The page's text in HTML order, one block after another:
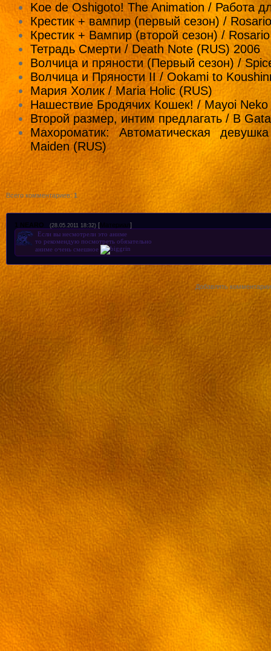
Koe de Oshigoto! The Animation / Работа
Крестик + вампир (первый сезон) /
Крестик + Вампир (второй сезон) /
Тетрадь Смерти / Death Note (RUS) 2006
Волчица и пряности (Первый сезон) /
Волчица и Пряности II / Ookami to
Мария Холик / Maria Holic (RUS)
Нашествие Бродячих Кошек! / Mayoi
Второй размер, интим предлагать / B
Махороматик: Автоматическая
Maiden (RUS)
Всего комментариев:1
1 NEARO (28.05.2011 18:32) [Материал ]
Если вы несмотрели это аниме
то рекомендую посмотреть обязательно
аниме очень смешное
Добавлять